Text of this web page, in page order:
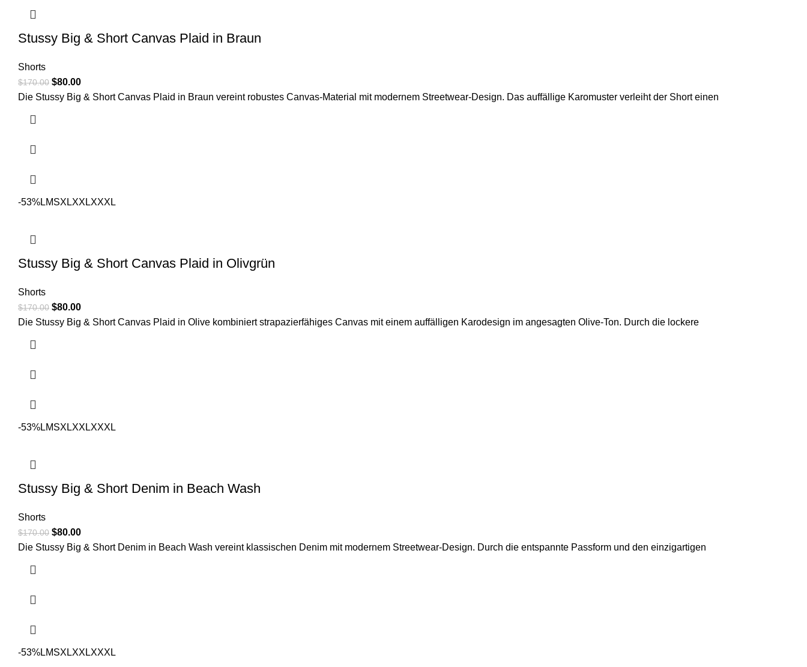
Stussy Big & Short Canvas Plaid in Braun
Shorts
$170.00 Original
price
$80.00Current
price
Die Stussy Big & Short Canvas Plaid in Braun vereint robustes Canvas-Material mit modernem Streetwear-Design. Das auffällige Karomuster verleiht der Short einen
-53%LMSXLXXLXXXL
Stussy Big & Short Canvas Plaid in Olivgrün
Shorts
$170.00 Original
price
$80.00Current
price
Die Stussy Big & Short Canvas Plaid in Olive kombiniert strapazierfähiges Canvas mit einem auffälligen Karodesign im angesagten Olive-Ton. Durch die lockere
-53%LMSXLXXLXXXL
Stussy Big & Short Denim in Beach Wash
Shorts
$170.00 Original
price
$80.00Current
price
Die Stussy Big & Short Denim in Beach Wash vereint klassischen Denim mit modernem Streetwear-Design. Durch die entspannte Passform und den einzigartigen
-53%LMSXLXXLXXXL